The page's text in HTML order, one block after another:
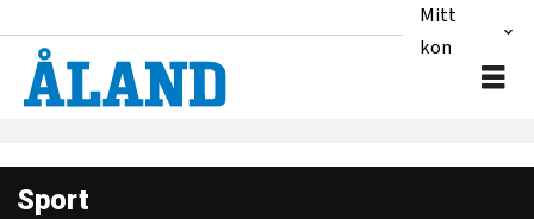
Mitt
konto
Sport